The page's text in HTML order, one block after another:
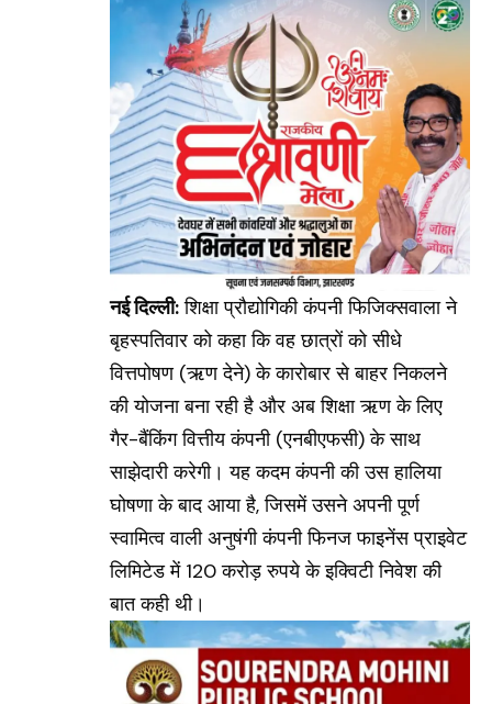
नई दिल्ली:शिक्षा प्रौद्योगिकी कंपनी फिजिक्सवाला ने
बृहस्पतिवार को कहा कि वह छात्रों को सीधे
वित्तपोषण (ऋण देने) के कारोबार से बाहर निकलने
की योजना बना रही है और अब शिक्षा ऋण के लिए
गैर-बैंकिंग वित्तीय कंपनी (एनबीएफसी) के साथ
साझेदारी करेगी। यह कदम कंपनी की उस हालिया
घोषणा के बाद आया है, जिसमें उसने अपनी पूर्ण
स्वामित्व वाली अनुषंगी कंपनी फिनज फाइनेंस प्राइवेट
लिमिटेड में 120 करोड़ रुपये के इक्विटी निवेश की
बात कही थी।